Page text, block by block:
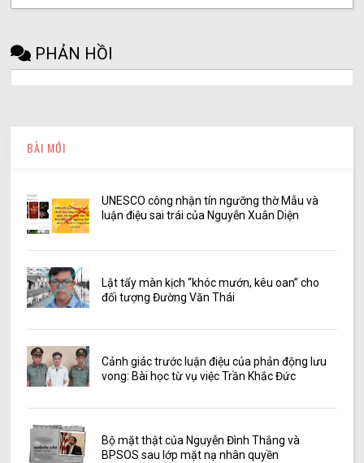
PHẢN HỒI
BÀI MỚI
UNESCO công nhận tín ngưỡng thờ Mẫu và
luận điệu sai trái của Nguyễn Xuân Diện
Lật tẩy màn kịch “khóc mướn, kêu oan” cho
đối tượng Đường Văn Thái
Cảnh giác trước luận điệu của phản động lưu
vong: Bài học từ vụ việc Trần Khắc Đức
Bộ mặt thật của Nguyễn Đình Thắng và
BPSOS sau lớp mặt nạ nhân quyền